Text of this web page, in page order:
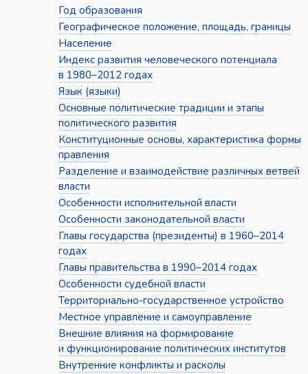
Год образования
Географическое положение, площадь, границы
Население
Индекс развития человеческого потенциала
в 1980–2012 годах
Язык (языки)
Основные политические традиции и этапы
политического развития
Конституционные основы, характеристика формы
правления
Разделение и взаимодействие различных ветвей
власти
Особенности исполнительной власти
Особенности законодательной власти
Главы государства (президенты) в 1960–2014
годах
Главы правительства в 1990–2014 годах
Особенности судебной власти
Территориально-государственное устройство
Местное управление и самоуправление
Внешние влияния на формирование
и функционирование политических институтов
Внутренние конфликты и расколы